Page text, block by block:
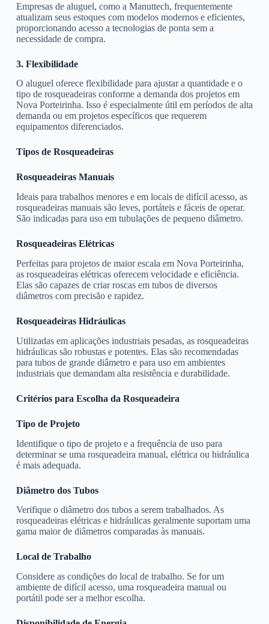
Empresas de aluguel, como a Manuttech, frequentemente
atualizam seus estoques com modelos modernos e eficientes,
proporcionando acesso a tecnologias de ponta sem a
necessidade de compra.
3. Flexibilidade
O aluguel oferece flexibilidade para ajustar a quantidade e o
tipo de rosqueadeiras conforme a demanda dos projetos em
Nova Porteirinha. Isso é especialmente útil em períodos de alta
demanda ou em projetos específicos que requerem
equipamentos diferenciados.
Tipos de Rosqueadeiras
Rosqueadeiras Manuais
Ideais para trabalhos menores e em locais de difícil acesso, as
rosqueadeiras manuais são leves, portáteis e fáceis de operar.
São indicadas para uso em tubulações de pequeno diâmetro.
Rosqueadeiras Elétricas
Perfeitas para projetos de maior escala em Nova Porteirinha,
as rosqueadeiras elétricas oferecem velocidade e eficiência.
Elas são capazes de criar roscas em tubos de diversos
diâmetros com precisão e rapidez.
Rosqueadeiras Hidráulicas
Utilizadas em aplicações industriais pesadas, as rosqueadeiras
hidráulicas são robustas e potentes. Elas são recomendadas
para tubos de grande diâmetro e para uso em ambientes
industriais que demandam alta resistência e durabilidade.
Critérios para Escolha da Rosqueadeira
Tipo de Projeto
Identifique o tipo de projeto e a frequência de uso para
determinar se uma rosqueadeira manual, elétrica ou hidráulica
é mais adequada.
Diâmetro dos Tubos
Verifique o diâmetro dos tubos a serem trabalhados. As
rosqueadeiras elétricas e hidráulicas geralmente suportam uma
gama maior de diâmetros comparadas às manuais.
Local de Trabalho
Considere as condições do local de trabalho. Se for um
ambiente de difícil acesso, uma rosqueadeira manual ou
portátil pode ser a melhor escolha.